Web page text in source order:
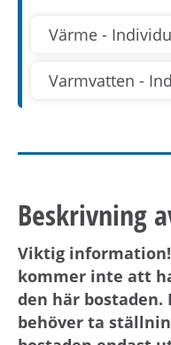
Värme -
Varmvatten -
Beskrivning
Viktig
kommer inte att
den här
behöver ta